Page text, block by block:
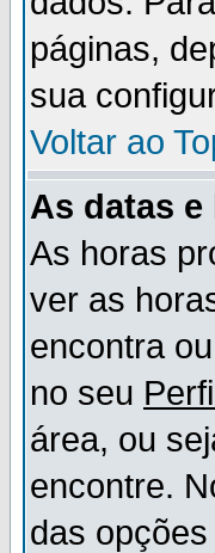
páginas,
sua
Voltar ao
As datas
As horas
ver as
encontra
no seu
área, ou
encontre.
das